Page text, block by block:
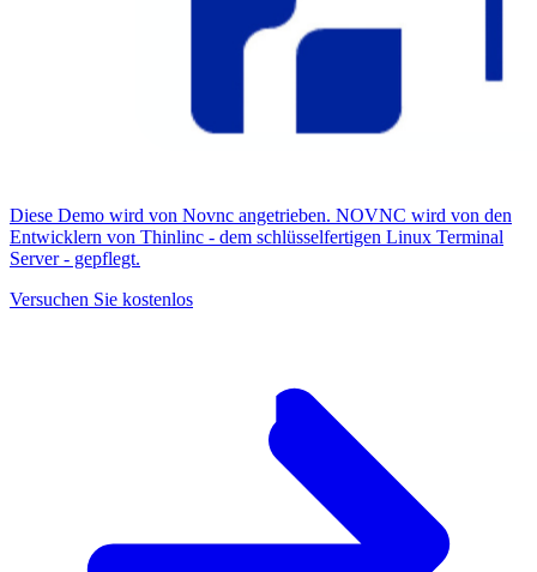
Diese Demo wird von Novnc angetrieben. NOVNC wird von den
Entwicklern von Thinlinc - dem schlüsselfertigen Linux Terminal
Server - gepflegt.
Versuchen Sie kostenlos